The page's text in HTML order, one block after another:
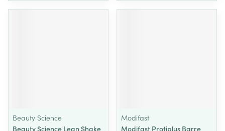
Beauty Science
Beauty Science Lean Shake
Modifast
Modifast Protiplus Barre